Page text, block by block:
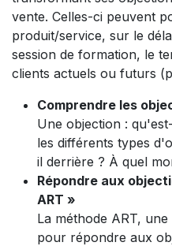
vente. Celles-ci peuvent
produit/service, sur le
session de formation, le
clients actuels ou futurs
Comprendre les
Une objection :
les différents types
il derrière ? À quel
Répondre aux
ART »
La méthode ART,
pour répondre aux